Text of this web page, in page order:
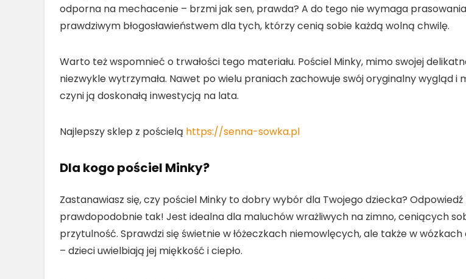
odporna na mechacenie – brzmi jak sen, prawda? A do tego nie wymaga
prawdziwym błogosławieństwem dla tych, którzy cenią sobie każdą wolną chwilę.
Warto też wspomnieć o trwałości tego materiału. Pościel Minky, mimo swojej
niezwykle wytrzymała. Nawet po wielu praniach zachowuje swój oryginalny wygląd i
czyni ją doskonałą inwestycją na lata.
Najlepszy sklep z pościelą https://senna-sowka.pl
Dla kogo pościel Minky?
Zastanawiasz się, czy pościel Minky to dobry wybór dla Twojego dziecka? Odpowiedź
prawdopodobnie tak! Jest idealna dla maluchów wrażliwych na zimno, ceniących
przytulność. Sprawdzi się świetnie w łóżeczkach niemowlęcych, ale także w wózkach
– dzieci uwielbiają jej miękkość i ciepło.